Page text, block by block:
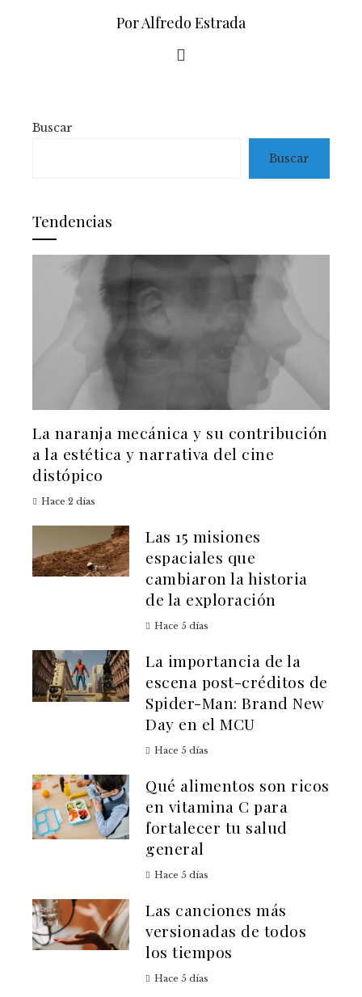
Por Alfredo Estrada
Buscar
Buscar
Tendencias
La naranja mecánica y su contribución
a la estética y narrativa del cine
distópico
Hace 2 días
Las 15 misiones
espaciales que
cambiaron la historia
de la exploración
Hace 5 días
La importancia de la
escena post-créditos de
Spider-Man: Brand New
Day en el MCU
Hace 5 días
Qué alimentos son ricos
en vitamina C para
fortalecer tu salud
general
Hace 5 días
Las canciones más
versionadas de todos
los tiempos
Hace 5 días